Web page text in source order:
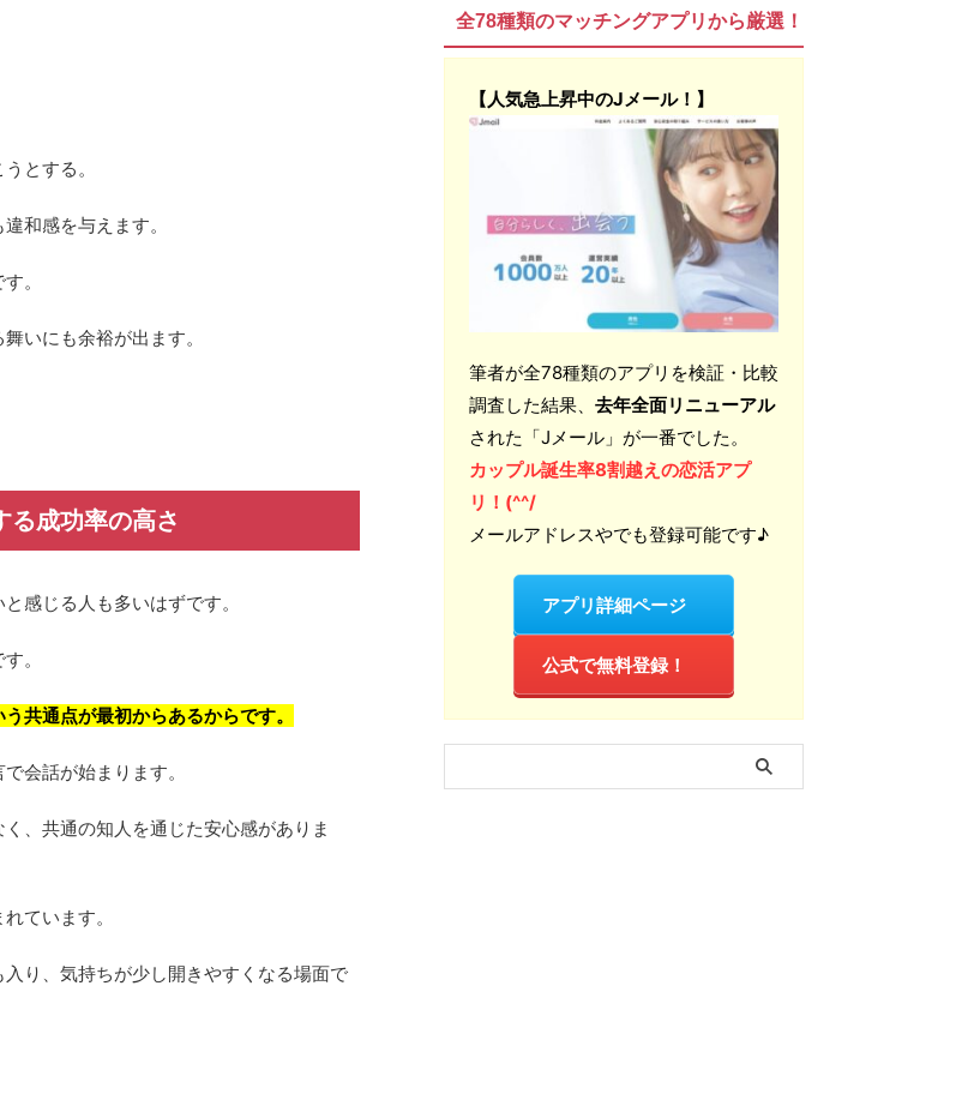
とする。
和感を与えます。
。
いにも余裕が出ます。
る成功率の高さ
感じる人も多いはずです。
。
共通点が最初からあるからです。
会話が始まります。
、共通の知人を通じた安心感がありま
ています。
り、気持ちが少し開きやすくなる場面で
全78種類のマッチングアプリから厳選！
【人気急上昇中のJメール！】
筆者が全78種類のアプリを検証・比較
調査した結果、 去年全面リニューアル
された「Jメール」が一番でした。
カップル誕生率8割越えの恋活アプ
リ！(^^/
メールアドレスやでも登録可能です♪
アプリ詳細ページ
公式で無料登録！